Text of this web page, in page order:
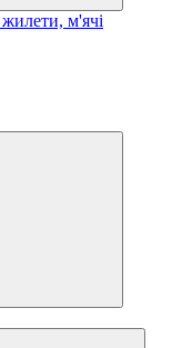
м'ячі